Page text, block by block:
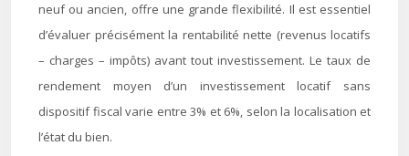
neuf ou ancien, offre une grande flexibilité. Il est essentiel
d’évaluer précisément la rentabilité nette (revenus locatifs
– charges – impôts) avant tout investissement. Le taux de
rendement moyen d’un investissement locatif sans
dispositif fiscal varie entre 3% et 6%, selon la localisation et
l’état du bien.